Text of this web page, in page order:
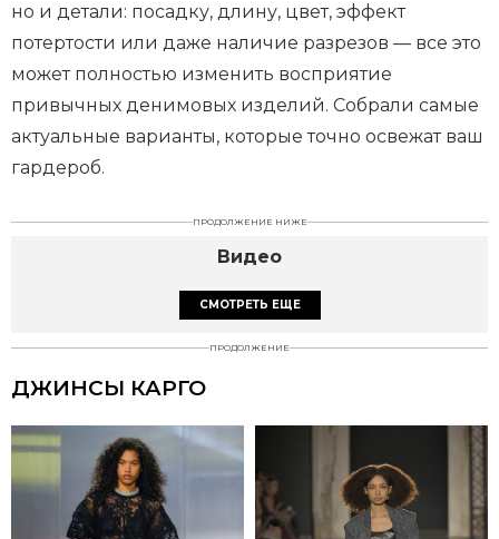
но и детали: посадку, длину, цвет, эффект
потертости или даже наличие разрезов — все это
может полностью изменить восприятие
привычных денимовых изделий. Собрали самые
актуальные варианты, которые точно освежат ваш
гардероб.
ПРОДОЛЖЕНИЕ НИЖЕ
Видео
СМОТРЕТЬ ЕЩЕ
ПРОДОЛЖЕНИЕ
ДЖИНСЫ КАРГО